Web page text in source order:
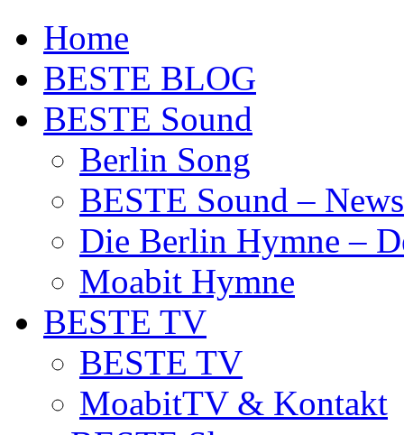
Home
BESTE BLOG
BESTE Sound
Berlin Song
BESTE Sound –
Die Berlin Hymne –
Moabit Hymne
BESTE TV
BESTE TV
MoabitTV & Kontakt